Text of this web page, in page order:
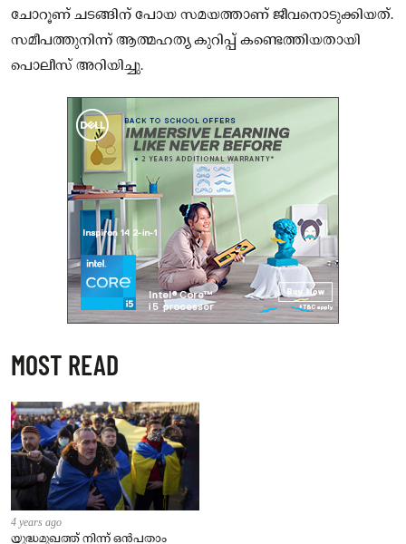
ചോറൂണ് ചടങ്ങിന് പോയ സമയത്താണ് ജീവനൊടുക്കിയത്.
സമീപത്തുനിന്ന് ആത്മഹത്യ കുറിപ്പ് കണ്ടെത്തിയതായി
പൊലീസ് അറിയിച്ചു.
MOST READ
4 years ago
യുദ്ധമുഖത്ത് നിന്ന് ഒൻപതാം